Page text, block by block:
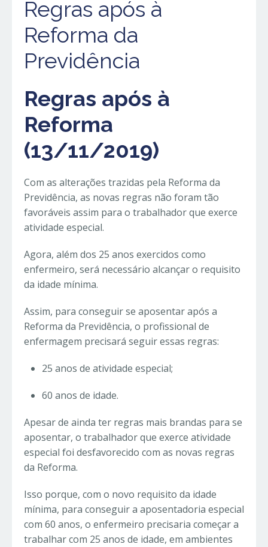
Regras após à
Reforma da
Previdência
Regras após à
Reforma
(13/11/2019)
Com as alterações trazidas pela Reforma da
Previdência, as novas regras não foram tão
favoráveis assim para o trabalhador que exerce
atividade especial.
Agora, além dos 25 anos exercidos como
enfermeiro, será necessário alcançar o requisito
da idade mínima.
Assim, para conseguir se aposentar após a
Reforma da Previdência, o profissional de
enfermagem precisará seguir essas regras:
25 anos de atividade especial;
60 anos de idade.
Apesar de ainda ter regras mais brandas para se
aposentar, o trabalhador que exerce atividade
especial foi desfavorecido com as novas regras
da Reforma.
Isso porque, com o novo requisito da idade
mínima, para conseguir a aposentadoria especial
com 60 anos, o enfermeiro precisaria começar a
trabalhar com 25 anos de idade, em ambientes